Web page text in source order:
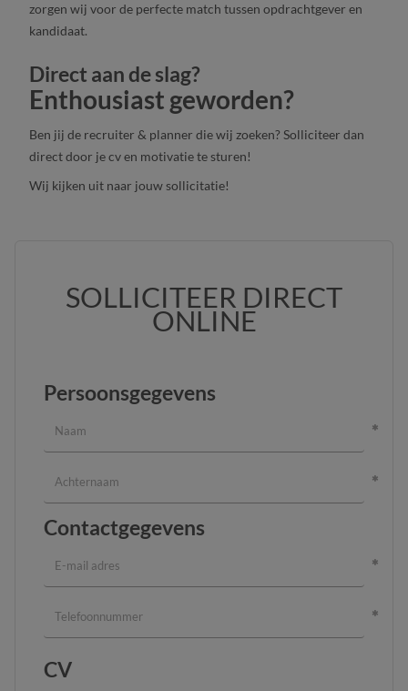
zorgen wij voor de perfecte match tussen opdrachtgever en
kandidaat.
Direct aan de slag?
Enthousiast geworden?
Ben jij de recruiter & planner die wij zoeken? Solliciteer dan
direct door je cv en motivatie te sturen!
Wij kijken uit naar jouw sollicitatie!
SOLLICITEER DIRECT
ONLINE
Persoonsgegevens
Contactgegevens
CV